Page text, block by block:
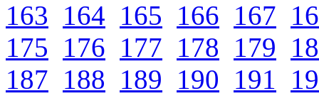
163 164 165 166 167
175 176 177 178 179
187 188 189 190 191